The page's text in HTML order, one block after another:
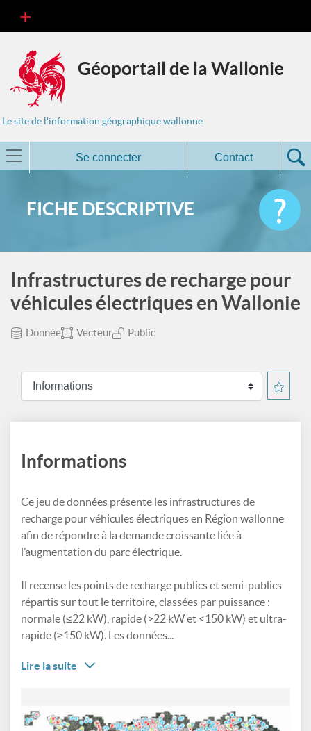
Géoportail de la Wallonie
Le site de l'information géographique wallonne
Se connecter Contact
FICHE DESCRIPTIVE
Infrastructures de recharge pour
véhicules électriques en Wallonie
Donnée Vecteur Public
Informations
Ce jeu de données présente les infrastructures de
recharge pour véhicules électriques en Région wallonne
afin de répondre à la demande croissante liée à
l’augmentation du parc électrique.
Il recense les points de recharge publics et semi-publics
répartis sur tout le territoire, classées par puissance :
normale (≤22 kW), rapide (>22 kW et <150 kW) et ultra-
rapide (≥150 kW). Les données...
Lire la suite